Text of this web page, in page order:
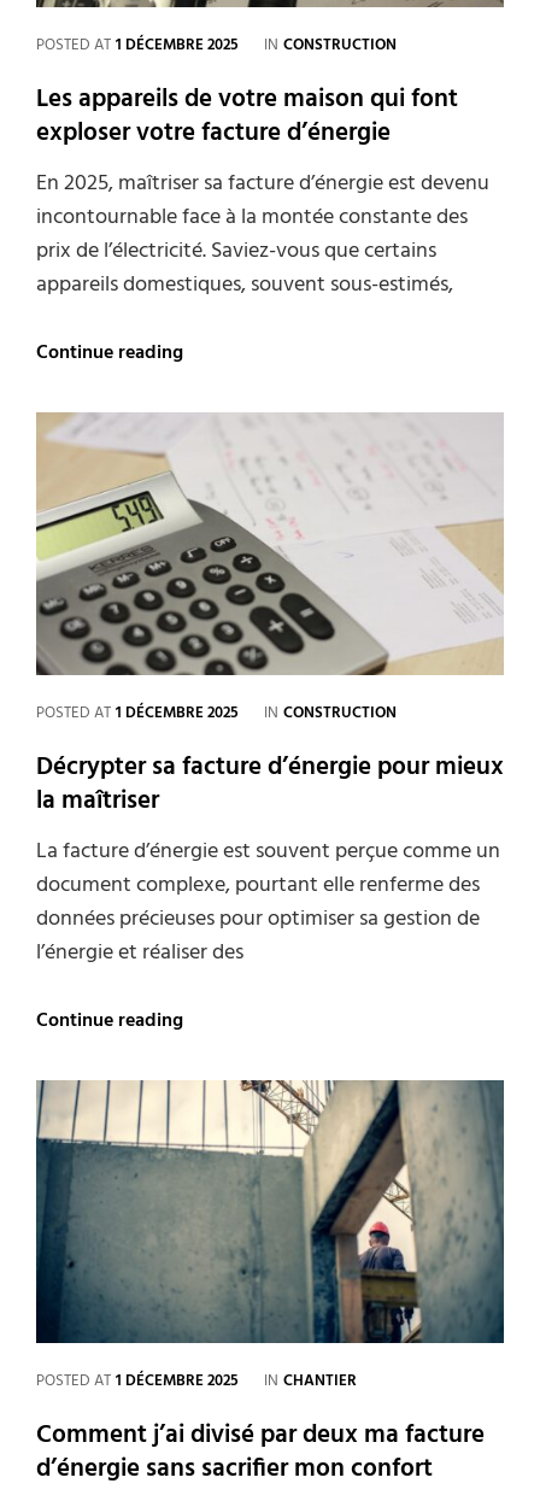
POSTED AT1 DÉCEMBRE 2025 IN CATEGORIES
CONSTRUCTION
Les appareils de votre maison qui font
exploser votre facture d’énergie
En 2025, maîtriser sa facture d’énergie est devenu
incontournable face à la montée constante des
prix de l’électricité. Saviez-vous que certains
appareils domestiques, souvent sous-estimés,
Continue readingLes
maison
font
exploser
votre
facture
d’énergie
POSTED AT1 DÉCEMBRE 2025 IN CATEGORIES
CONSTRUCTION
Décrypter sa facture d’énergie pour mieux
la maîtriser
La facture d’énergie est souvent perçue comme un
document complexe, pourtant elle renferme des
données précieuses pour optimiser sa gestion de
l’énergie et réaliser des
Continue readingDécrypter
d’énergie
pour
mieux
la
maîtriser
POSTED AT1 DÉCEMBRE 2025 IN CATEGORIES
CHANTIER
Comment j’ai divisé par deux ma facture
d’énergie sans sacrifier mon confort